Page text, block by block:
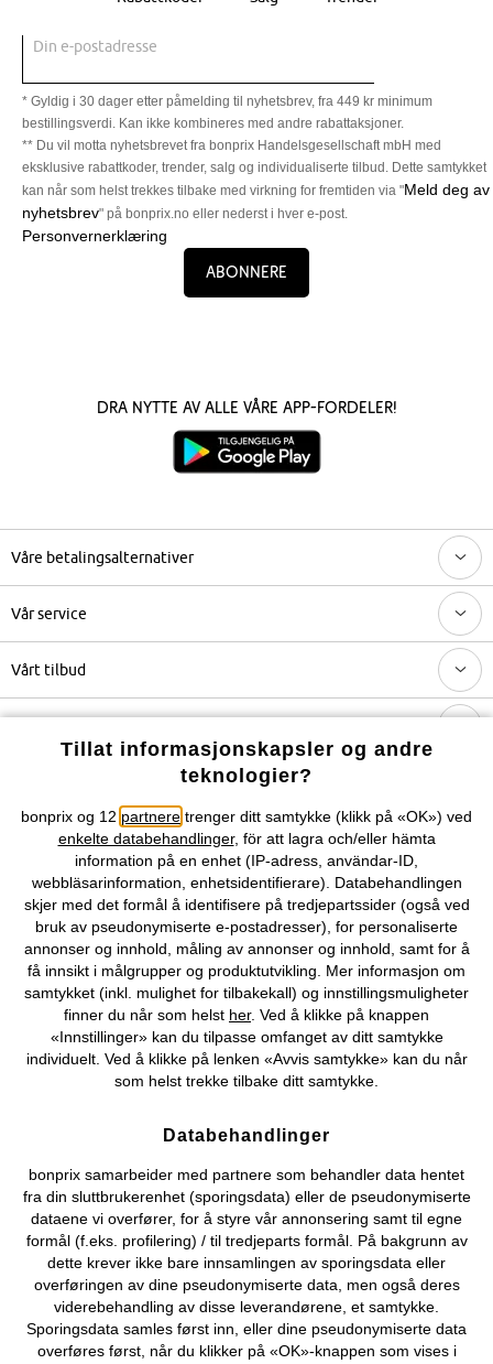
Din e-postadresse
* Gyldig i 30 dager etter påmelding til nyhetsbrev, fra 449 kr minimum
bestillingsverdi. Kan ikke kombineres med andre rabattaksjoner.
** Du vil motta nyhetsbrevet fra bonprix Handelsgesellschaft mbH med
eksklusive rabattkoder, trender, salg og individualiserte tilbud. Dette samtykket
kan når som helst trekkes tilbake med virkning for fremtiden via "Meld deg av
nyhetsbrev" på bonprix.no eller nederst i hver e-post.
Personvernerklæring
Abonnere
Dra nytte av alle våre app-fordeler!
Våre betalingsalternativer
Vår service
Vårt tilbud
Topkategorier / Sesongvarer
Du kan også finne oss på
Kjøpsvilkår Personopplysninger Cookie-innstillinger
Om Oss Angre kjøp
©2026 bonprix.
Tillat informasjonskapsler og andre
teknologier?
bonprix og 12 partnere trenger ditt samtykke (klikk på «OK») ved
enkelte databehandlinger, för att lagra och/eller hämta
information på en enhet (IP-adress, användar-ID,
webbläsarinformation, enhetsidentifierare). Databehandlingen
skjer med det formål å identifisere på tredjepartssider (også ved
bruk av pseudonymiserte e-postadresser), for personaliserte
annonser og innhold, måling av annonser og innhold, samt for å
få innsikt i målgrupper og produktutvikling. Mer informasjon om
samtykket (inkl. mulighet for tilbakekall) og innstillingsmuligheter
finner du når som helst her. Ved å klikke på knappen
«Innstillinger» kan du tilpasse omfanget av ditt samtykke
individuelt. Ved å klikke på lenken «Avvis samtykke» kan du når
som helst trekke tilbake ditt samtykke.
Databehandlinger
bonprix samarbeider med partnere som behandler data hentet
fra din sluttbrukerenhet (sporingsdata) eller de pseudonymiserte
dataene vi overfører, for å styre vår annonsering samt til egne
formål (f.eks. profilering) / til tredjeparts formål. På bakgrunn av
dette krever ikke bare innsamlingen av sporingsdata eller
overføringen av dine pseudonymiserte data, men også deres
viderebehandling av disse leverandørene, et samtykke.
Sporingsdata samles først inn, eller dine pseudonymiserte data
overføres først, når du klikker på «OK»-knappen som vises i